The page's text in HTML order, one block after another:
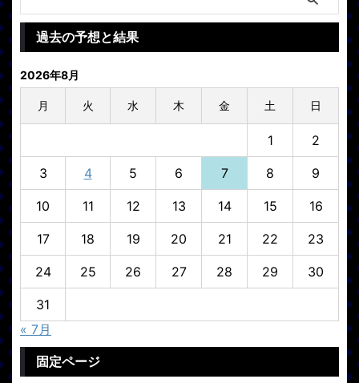
過去の予想と結果
2026年8月
月 火 水 木 金 土 日
1 2
3 4 5 6 7 8 9
10 11 12 13 14 15 16
17 18 19 20 21 22 23
24 25 26 27 28 29 30
31
« 7月
固定ページ